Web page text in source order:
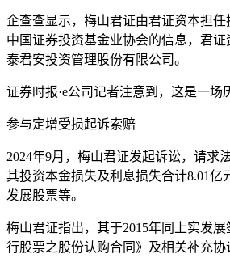
企查查显示，梅山君证由君证资本担任
中国证券投资基金业协会的信息，君证
泰君安投资管理股份有限公司。
证券时报·e公司记者注意到，这是一场
参与定增受损起诉索赔
2024年9月，梅山君证发起诉讼，请求
其投资本金损失及利息损失合计8.01亿
发展股票等。
梅山君证指出，其于2015年同上实发
行股票之股份认购合同》及相关补充